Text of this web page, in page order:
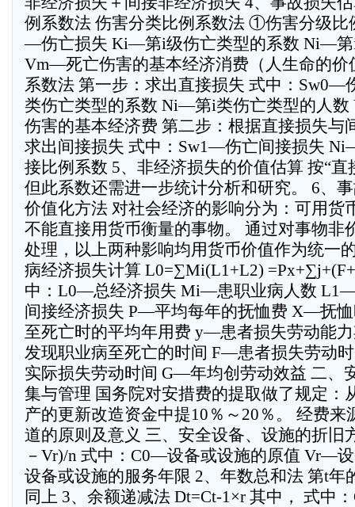
例系数法 伤害分类比例系数法 ①伤害分级比
—伤亡损失 Ki—第i级伤亡类型的系数 Ni—第
Vm—死亡伤害的基本经济消费（人生命的
系数法 第一步：求出直接损失 式中：
类伤亡类型的系数 Ni—第i类伤亡类型的人
伤害的基本经济费 第二步：根据直接损失与
求出间接损失 式中：Sw1—伤亡间接损失
接比例系数 5、非经济损失的价值估算 按“直
但此系数还需进一步统计分析和研究。 6、
价值化方法 对社会经济的影响分为：可用货
不能直接用货币衡量的事物。 通过对事物非
处理，以上两种影响均用货币价值作为统一
病经济损失计算 L0=∑Mi(L1+L2)
中：L0—总经济损失 Mi—患职业病人数
间接经济损失 P—平均每年的抚恤费 X—抚
至死亡时的平均年用费 y—患者损失劳动能
发现职业病至死亡的时间 F—患者损失劳动
实际损失劳动时间 G—年均创劳动效益 二、
集与管理 国务院对安措费的提取做了规定：
产的更新改造资金中提10％～20％。 经费来
道的原则及意义 三、安全设备、设施的折旧
－Vr)/n 式中：C0—设备或设施的原值 Vr—
设备或设施的服务年限 2、年数总和法 第t年
同上 3、余额递减法 Dt=Ct-1×r 其中， 式中